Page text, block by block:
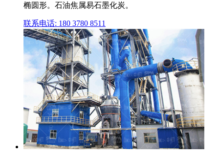
椭圆形。石油焦属易石墨化炭。
联系电话: 180 3780 8511